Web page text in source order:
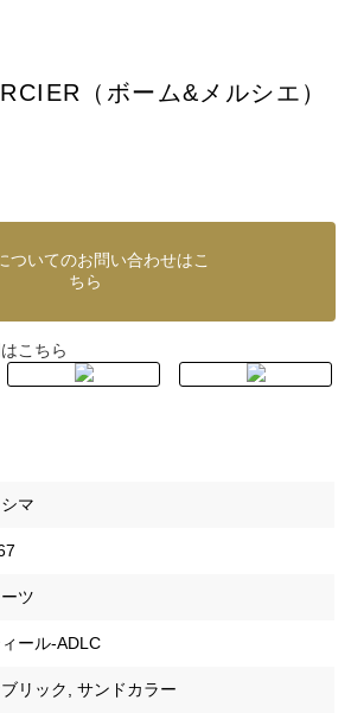
（ボーム&メルシエ）
ついてのお問い合わせはこ
ちら
こちら
マ
ツ
ール-ADLC
リック, サンドカラー